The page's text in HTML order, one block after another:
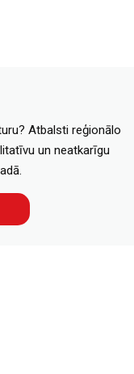
Atbalsti reģionālo
un neatkarīgu